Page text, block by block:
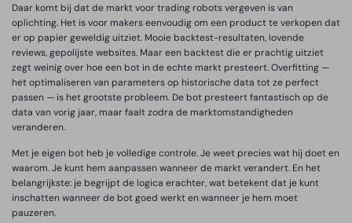
Daar komt bij dat de markt voor trading robots vergeven is van
oplichting. Het is voor makers eenvoudig om een product te verkopen dat
er op papier geweldig uitziet. Mooie backtest-resultaten, lovende
reviews, gepolijste websites. Maar een backtest die er prachtig uitziet
zegt weinig over hoe een bot in de echte markt presteert. Overfitting —
het optimaliseren van parameters op historische data tot ze perfect
passen — is het grootste probleem. De bot presteert fantastisch op de
data van vorig jaar, maar faalt zodra de marktomstandigheden
veranderen.
Met je eigen bot heb je volledige controle. Je weet precies wat hij doet en
waarom. Je kunt hem aanpassen wanneer de markt verandert. En het
belangrijkste: je begrijpt de logica erachter, wat betekent dat je kunt
inschatten wanneer de bot goed werkt en wanneer je hem moet
pauzeren.